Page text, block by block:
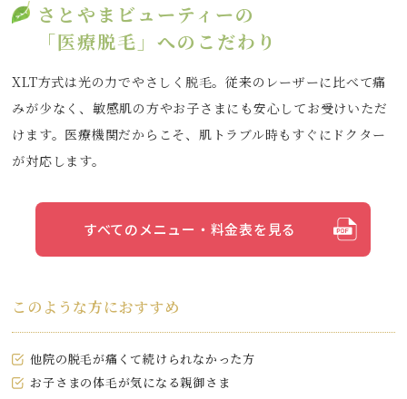
さとやまビューティーの
「医療脱毛」へのこだわり
XLT方式は光の力でやさしく脱毛。従来のレーザーに比べて痛
みが少なく、敏感肌の方やお子さまにも安心してお受けいただ
けます。医療機関だからこそ、肌トラブル時もすぐにドクター
が対応します。
すべてのメニュー・料金表を見る
このような方におすすめ
他院の脱毛が痛くて続けられなかった方
お子さまの体毛が気になる親御さま